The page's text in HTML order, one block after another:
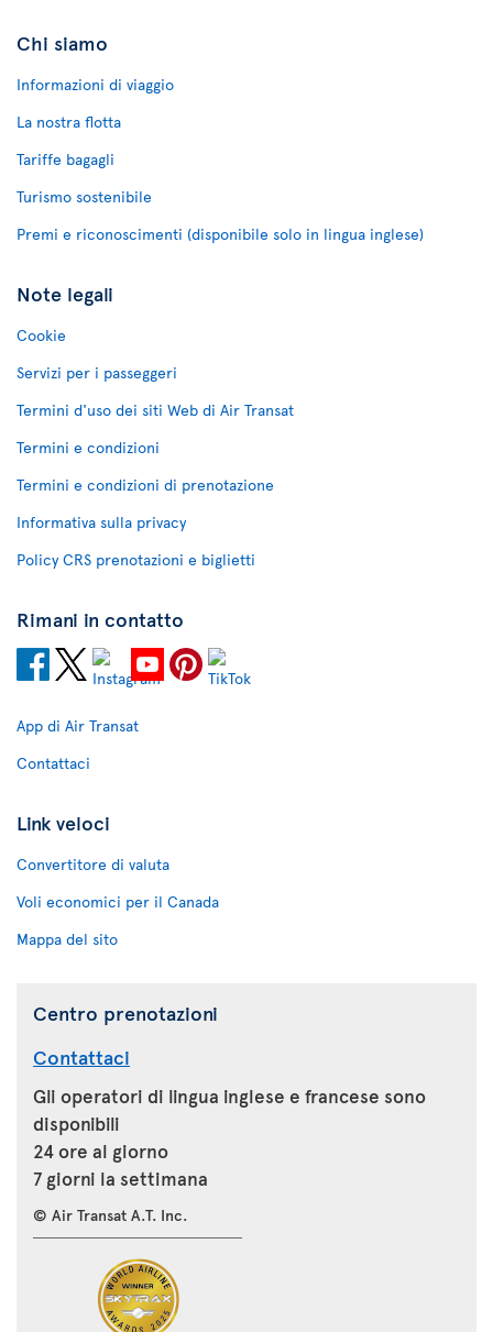
Chi siamo
Informazioni di viaggio
La nostra flotta
Tariffe bagagli
Turismo sostenibile
Premi e riconoscimenti (disponibile solo in lingua inglese)
Note legali
Cookie
Servizi per i passeggeri
Termini d'uso dei siti Web di Air Transat
Termini e condizioni
Termini e condizioni di prenotazione
Informativa sulla privacy
Policy CRS prenotazioni e biglietti
Rimani in contatto
App di Air Transat
Contattaci
Link veloci
Convertitore di valuta
Voli economici per il Canada
Mappa del sito
Centro prenotazioni
Contattaci
Gli operatori di lingua inglese e francese sono
disponibili
24 ore al giorno
7 giorni la settimana
© Air Transat A.T. Inc.